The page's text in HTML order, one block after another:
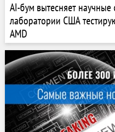
AI-бум вытесняет
лаборатории США
AMD